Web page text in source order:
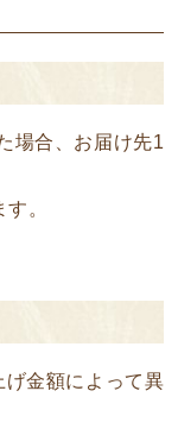
場合、お届け先1
。
金額によって異